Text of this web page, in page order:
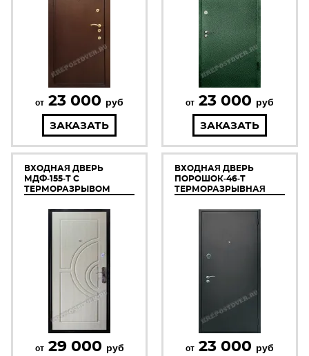
от 23 000 руб
ЗАКАЗАТЬ
от 23 000 руб
ЗАКАЗАТЬ
ВХОДНАЯ ДВЕРЬ
МДФ-155-Т С
ТЕРМОРАЗРЫВОМ
от 29 000 руб
ВХОДНАЯ ДВЕРЬ
ПОРОШОК-46-Т
ТЕРМОРАЗРЫВНАЯ
от 23 000 руб